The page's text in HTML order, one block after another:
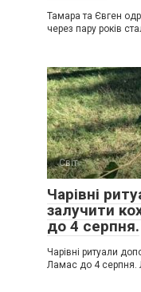
Тамара та Євген
через пару років
Світ
Чарівні
залучити
до 4 серпня.
Чарівні ритуали
Ламас до 4